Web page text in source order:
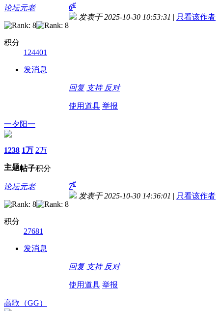
论坛元老
积分
124401
发消息
6#
发表于 2025-10-30 10:53:31 | 只看该作者
回复 支持 反对
使用道具 举报
一夕阳一
1238
主题
1万
帖子
2万
积分
论坛元老
积分
27681
发消息
7#
发表于 2025-10-30 14:36:01 | 只看该作者
回复 支持 反对
使用道具 举报
高歌（GG）